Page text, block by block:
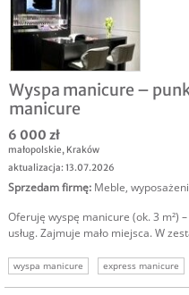
Wyspa manicure –
manicure
6 000 zł
małopolskie, Kraków
aktualizacja: 13.07.2026
Sprzedam firmę: Meble,
Oferuję wyspę manicure (ok. 3 m²)
usług. Zajmuje mało miejsca. W
wyspa manicure express manicure
usługi kosmetyczne
manicure